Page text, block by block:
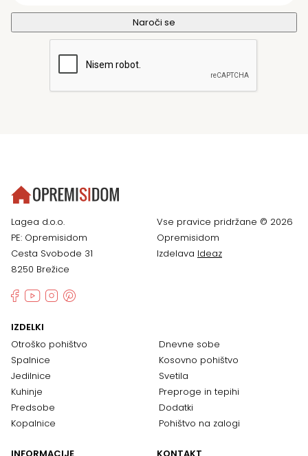
Lagea d.o.o.
PE: Opremisidom
Cesta Svobode 31
8250 Brežice
Vse pravice pridržane © 2026
Opremisidom
Izdelava Ideaz
IZDELKI
Otroško pohištvo
Spalnice
Jedilnice
Kuhinje
Predsobe
Kopalnice
Dnevne sobe
Kosovno pohištvo
Svetila
Preproge in tepihi
Dodatki
Pohištvo na zalogi